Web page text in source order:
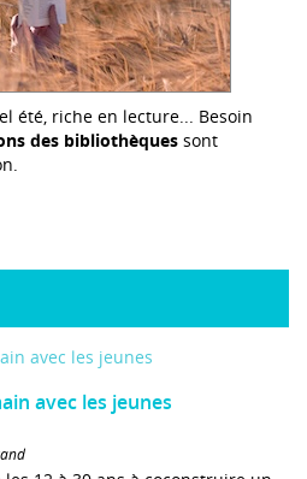
été, riche en lecture... Besoin
des bibliothèques sont
avec les jeunes